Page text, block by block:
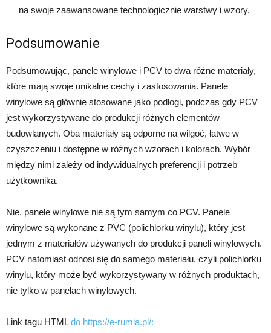
na swoje zaawansowane technologicznie warstwy i wzory.
Podsumowanie
Podsumowując, panele winylowe i PCV to dwa różne materiały,
które mają swoje unikalne cechy i zastosowania. Panele
winylowe są głównie stosowane jako podłogi, podczas gdy PCV
jest wykorzystywane do produkcji różnych elementów
budowlanych. Oba materiały są odporne na wilgoć, łatwe w
czyszczeniu i dostępne w różnych wzorach i kolorach. Wybór
między nimi zależy od indywidualnych preferencji i potrzeb
użytkownika.
Nie, panele winylowe nie są tym samym co PCV. Panele
winylowe są wykonane z PVC (polichlorku winylu), który jest
jednym z materiałów używanych do produkcji paneli winylowych.
PCV natomiast odnosi się do samego materiału, czyli polichlorku
winylu, który może być wykorzystywany w różnych produktach,
nie tylko w panelach winylowych.
Link tagu HTMLdo https://e-rumia.pl/: